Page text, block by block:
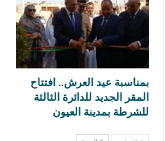
بمناسبة عيد العرش.. افتتاح
المقر الجديد للدائرة الثالثة
للشرطة بمدينة العيون